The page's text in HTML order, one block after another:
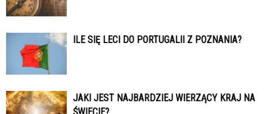
ILE SIĘ LECI DO PORTUGALII Z POZNANIA?
JAKI JEST NAJBARDZIEJ WIERZĄCY KRAJ NA